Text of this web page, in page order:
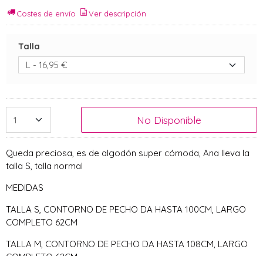
Costes de envío Ver descripción
Talla
No Disponible
Queda preciosa, es de algodón super cómoda, Ana lleva la
talla S, talla normal
MEDIDAS
TALLA S, CONTORNO DE PECHO DA HASTA 100CM, LARGO
COMPLETO 62CM
TALLA M, CONTORNO DE PECHO DA HASTA 108CM, LARGO